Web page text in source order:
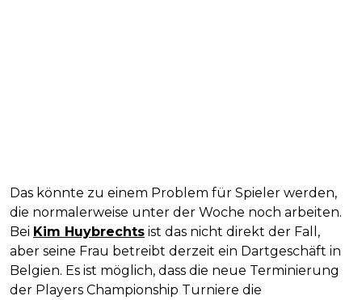
Das könnte zu einem Problem für Spieler werden,
die normalerweise unter der Woche noch arbeiten.
Bei Kim Huybrechts ist das nicht direkt der Fall,
aber seine Frau betreibt derzeit ein Dartgeschäft in
Belgien. Es ist möglich, dass die neue Terminierung
der Players Championship Turniere die